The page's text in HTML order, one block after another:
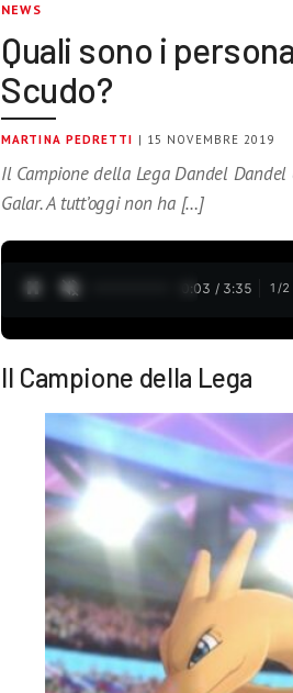
NEWS
Quali sono i
Scudo?
MARTINA PEDRETTI | 15 NOVEMBRE 2019
Il Campione della Lega Dandel
Galar. A tutt’oggi non ha […]
0:05 / 3:35 1 /2
Il Campione della Lega